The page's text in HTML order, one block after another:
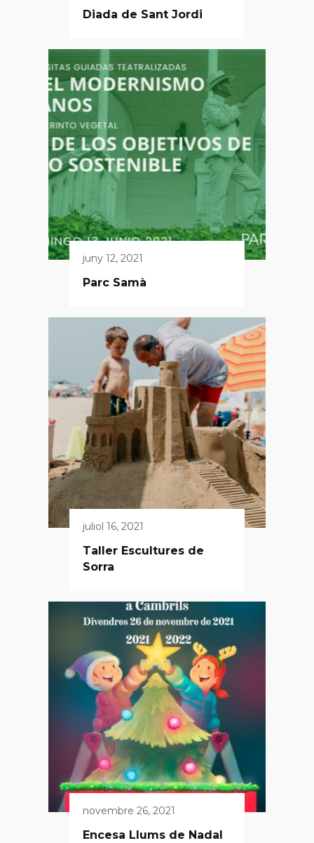
Diada de Sant Jordi
juny 12, 2021
Parc Samà
juliol 16, 2021
Taller Escultures de
Sorra
novembre 26, 2021
Encesa Llums de Nadal